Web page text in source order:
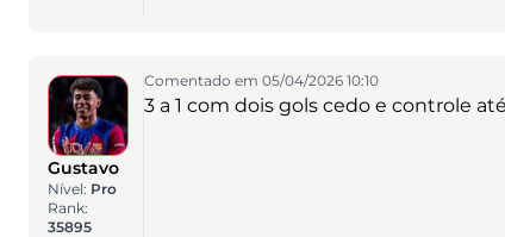
Gustavo
Nível: Pro
Rank:
35895
Comentado em 05/04/2026 10:10
3 a 1 com dois gols cedo e controle